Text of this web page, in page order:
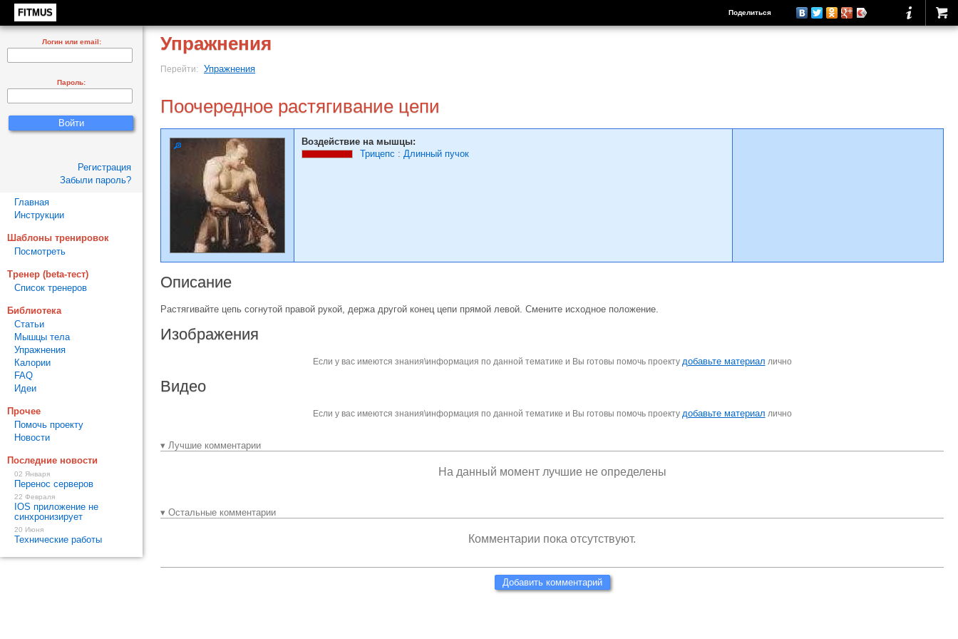
FITMUS Поделиться
Упражнения
Перейти: Упражнения
Поочередное растягива­ние цепи
Воздействие на мышцы:
Трицепс : Длинный пучок
Описание
Растягивайте цепь согнутой правой рукой, держа другой конец цепи прямой левой. Смените исходное положение.
Изображения
Если у вас имеются знания\информация по данной тематике и Вы готовы помочь проекту добавьте материал лично
Видео
Если у вас имеются знания\информация по данной тематике и Вы готовы помочь проекту добавьте материал лично
▾ Лучшие комментарии
На данный момент лучшие не определены
▾ Остальные комментарии
Комментарии пока отсутствуют.
Добавить комментарий
Логин или email:
Пароль:
Регистрация
Забыли пароль?
Главная
Инструкции
Шаблоны тренировок
Посмотреть
Тренер (beta-тест)
Список тренеров
Библиотека
Статьи
Мышцы тела
Упражнения
Калории
FAQ
Идеи
Прочее
Помочь проекту
Новости
Последние новости
02 Января
Перенос серверов
22 Февраля
IOS приложение не
синхронизирует
20 Июня
Технические работы